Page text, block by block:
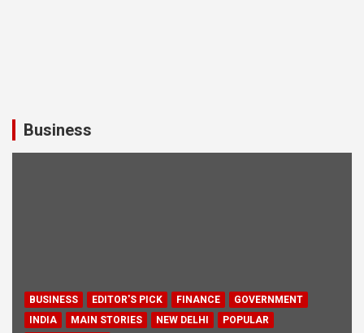
Business
BUSINESS EDITOR'S PICK FINANCE
GOVERNMENT
INDIA
MAIN STORIES NEW DELHI
POPULAR